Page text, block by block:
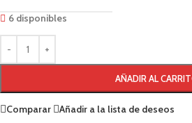
6 disponibles
AÑADIR AL
Comparar
Añadir a la lista de deseos